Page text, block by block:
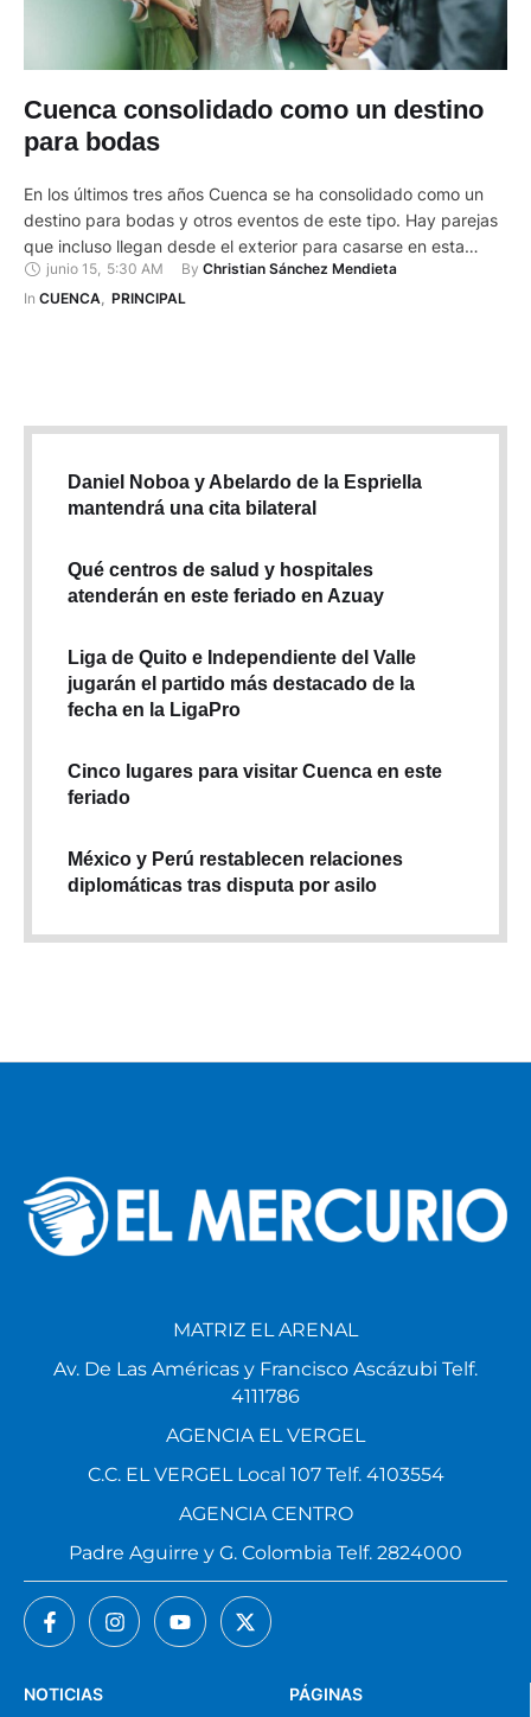
Cuenca consolidado como un destino
para bodas
En los últimos tres años Cuenca se ha consolidado como un
destino para bodas y otros eventos de este tipo. Hay parejas
que incluso llegan desde el exterior para casarse en esta
ciudad. Por la alta demanda de servicios que se requieren
para estos compromisos sociales ha crecido la cantidad de
junio 15 5:30 AM By Christian Sánchez Mendieta
In CUENCA, PRINCIPAL
Daniel Noboa y Abelardo de la Espriella
mantendrá una cita bilateral
Qué centros de salud y hospitales
atenderán en este feriado en Azuay
Liga de Quito e Independiente del Valle
jugarán el partido más destacado de la
fecha en la LigaPro
Cinco lugares para visitar Cuenca en este
feriado
México y Perú restablecen relaciones
diplomáticas tras disputa por asilo
PÁGINAS
NOTICIAS
MATRIZ EL ARENAL
Av. De Las Américas y Francisco Ascázubi Telf.
4111786
AGENCIA EL VERGEL
C.C. EL VERGEL Local 107 Telf. 4103554
AGENCIA CENTRO
Padre Aguirre y G. Colombia Telf. 2824000